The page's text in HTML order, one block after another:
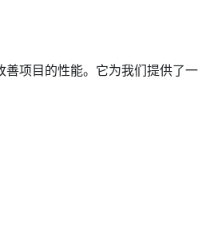
项目的性能。它为我们提供了